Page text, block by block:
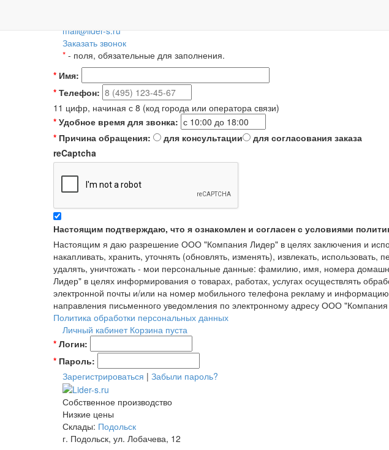
mail@lider-s.ru
Заказать звонок
* - поля, обязательные для заполнения.
* Имя:
* Телефон:
11 цифр, начиная с 8 (код города или оператора связи)
* Удобное время для звонка:
* Причина обращения: для консультации
для согласования заказа
reCaptcha
Настоящим подтверждаю, что я ознакомлен и согласен с условиями
Настоящим я даю разрешение ООО "Компания Лидер" в целях заключения и
накапливать, хранить, уточнять (обновлять, изменять), извлекать,
удалять, уничтожать - мои персональные данные: фамилию, имя, номера
Лидер" в целях информирования о товарах, работах, услугах осуществлять
электронной почты и/или на номер мобильного телефона рекламу и
направления письменного уведомления по электронному адресу ООО
Политика обработки персональных данных
Личный кабинет Корзина пуста
* Логин:
* Пароль:
Зарегистрироваться | Забыли пароль?
Собственное производство
Низкие цены
Склады: Подольск
г. Подольск, ул. Лобачева, 12